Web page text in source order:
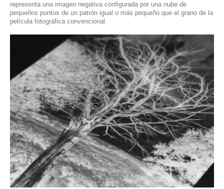
representa una imagen negativa configurada por una nube de
pequeños puntos de un patrón igual o más pequeño que el grano de la
película fotográfica convencional.